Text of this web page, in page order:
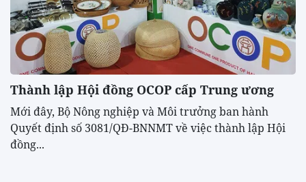
Thành lập Hội đồng OCOP cấp Trung ương
Mới đây, Bộ Nông nghiệp và Môi trưởng ban hành
Quyết định số 3081/QĐ-BNNMT về việc thành lập Hội
đồng...